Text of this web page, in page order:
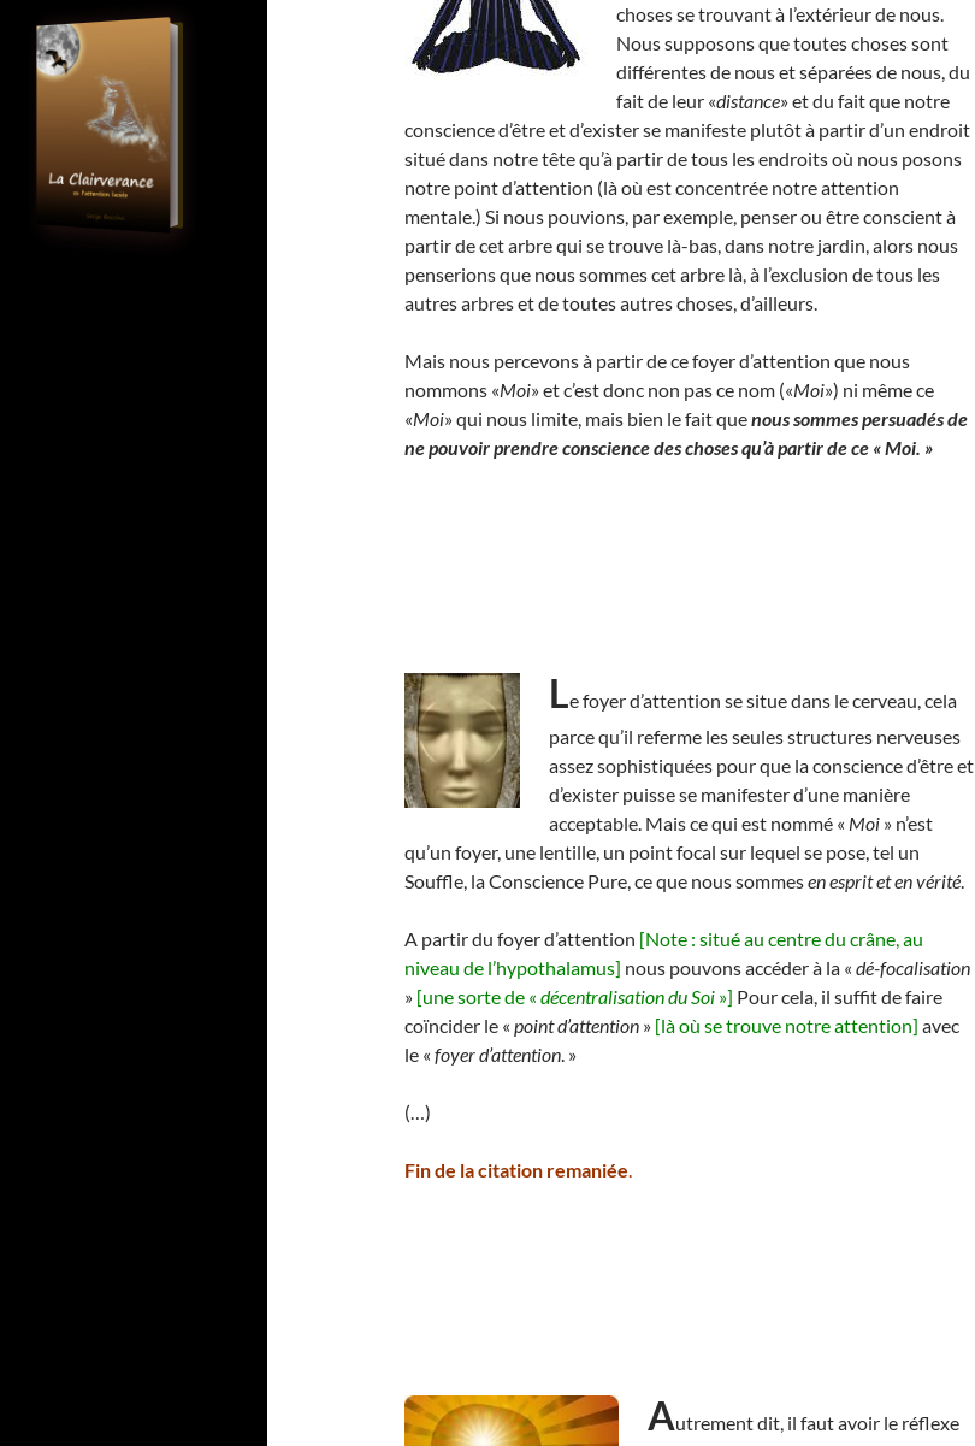
choses se trouvant à l’extérieur de nous.
Nous supposons que toutes choses sont
différentes de nous et séparées de nous, du
fait de leur «distance» et du fait que notre
conscience d’être et d’exister se manifeste plutôt à partir d’un endroit
situé dans notre tête qu’à partir de tous les endroits où nous posons
notre point d’attention (là où est concentrée notre attention
mentale.) Si nous pouvions, par exemple, penser ou être conscient à
partir de cet arbre qui se trouve là-bas, dans notre jardin, alors nous
penserions que nous sommes cet arbre là, à l’exclusion de tous les
autres arbres et de toutes autres choses, d’ailleurs.
Mais nous percevons à partir de ce foyer d’attention que nous
nommons «Moi» et c’est donc non pas ce nom («Moi») ni même ce
«Moi» qui nous limite, mais bien le fait quenous sommes persuadés de
ne pouvoir prendre conscience des choses qu’à partir de ce « Moi. »
Le foyer d’attention se situe dans le cerveau, cela
parce qu’il referme les seules structures nerveuses
assez sophistiquées pour que la conscience d’être et
d’exister puisse se manifester d’une manière
acceptable. Mais ce qui est nommé « Moi » n’est
qu’un foyer, une lentille, un point focal sur lequel se pose, tel un
Souffle, la Conscience Pure, ce que nous sommesen esprit et en vérité.
A partir du foyer d’attention [Note : situé au centre du crâne, au
niveau de l’hypothalamus] nous pouvons accéder à la « dé-focalisation
» [une sorte de « décentralisation du Soi »] Pour cela, il suffit de faire
coïncider le « point d’attention » [là où se trouve notre attention] avec
le « foyer d’attention. »
(…)
Fin de la citation remaniée.
Autrement dit, il faut avoir le réflexe